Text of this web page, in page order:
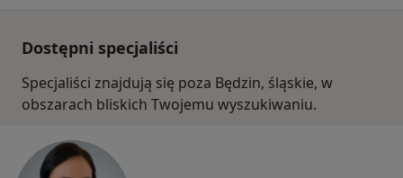
Dostępni specjaliści
Specjaliści znajdują się poza Będzin, śląskie, w
obszarach bliskich Twojemu wyszukiwaniu.